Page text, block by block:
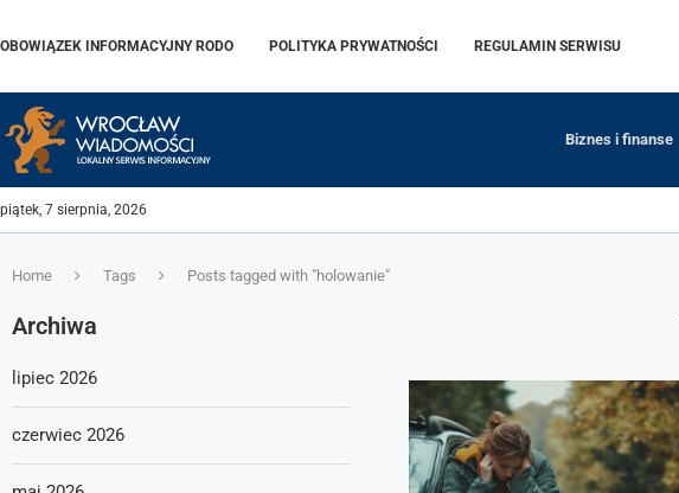
OBOWIĄZEK INFORMACYJNY RODO POLITYKA PRYWATNOŚCI REGULAMIN SERWISU
Biznes i finanse
piątek, 7 sierpnia, 2026
Home Tags Posts tagged with "holowanie"
Archiwa
lipiec 2026
czerwiec 2026